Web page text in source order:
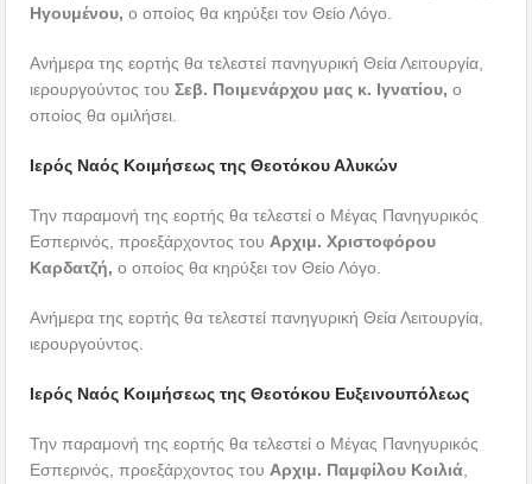
Ηγουμένου, ο οποίος θα κηρύξει τον Θείο Λόγο.
Ανήμερα της εορτής θα τελεστεί πανηγυρική Θεία Λειτουργία,
ιερουργούντος τουΣεβ. Ποιμενάρχου μας κ. Ιγνατίου, ο
οποίος θα ομιλήσει.
Ιερός Ναός Κοιμήσεως της Θεοτόκου Αλυκών
Την παραμονή της εορτής θα τελεστεί ο Μέγας Πανηγυρικός
Εσπερινός, προεξάρχοντος του Αρχιμ. Χριστοφόρου
Καρδατζή, ο οποίος θα κηρύξει τον Θείο Λόγο.
Ανήμερα της εορτής θα τελεστεί πανηγυρική Θεία Λειτουργία,
ιερουργούντος.
Ιερός Ναός Κοιμήσεως της Θεοτόκου Ευξεινουπόλεως
Την παραμονή της εορτής θα τελεστεί ο Μέγας Πανηγυρικός
Εσπερινός, προεξάρχοντος του Αρχιμ. Παμφίλου Κοιλιά